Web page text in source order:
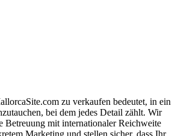
zu verkaufen bedeutet, in ein
bei dem jedes Detail zählt. Wir
Betreuung mit internationaler Reichweite
Marketing und stellen sicher, dass Ihr